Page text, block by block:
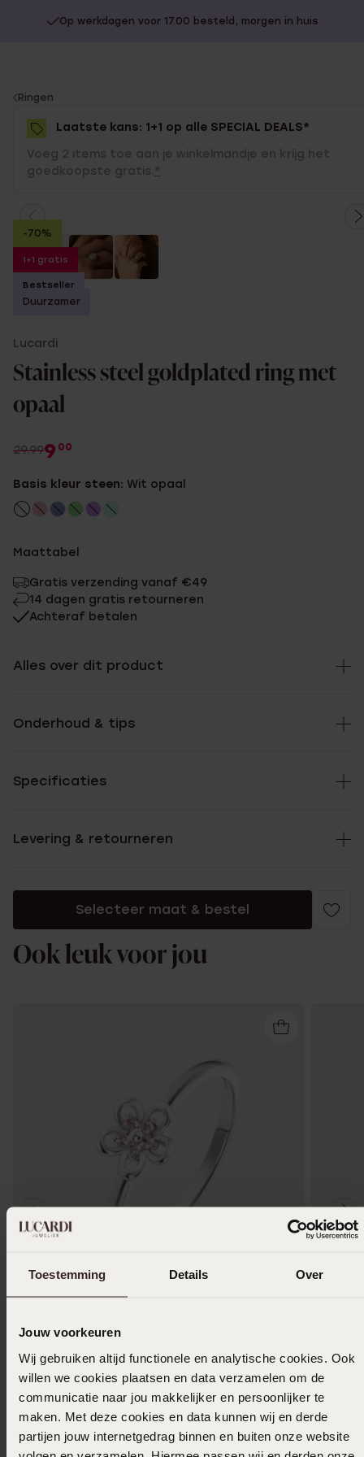
Toestemming Details Over
Jouw voorkeuren
Wij gebruiken altijd functionele en analytische cookies. Ook
willen we cookies plaatsen en data verzamelen om de
communicatie naar jou makkelijker en persoonlijker te
maken. Met deze cookies en data kunnen wij en derde
partijen jouw internetgedrag binnen en buiten onze website
Op werkdagen voor 17.00 besteld, morgen in huis
You
are
here:
Ringen
Laatste kans: 1+1 op alle SPECIAL DEALS*
Voeg 2 items toe aan je winkelmandje en krijg het
goedkoopste gratis. *
-70%
1+1 gratis
Bestseller
Duurzamer
Lucardi
Stainless steel goldplated ring met
opaal
29.999 00
Basis kleur steen: Wit opaal
Maattabel
Gratis verzending vanaf €49
14 dagen gratis retourneren
Achteraf betalen
Alles over dit product
Onderhoud & tips
Specificaties
Levering & retourneren
Selecteer maat & bestel
Ook leuk voor jou
24.991250
-50% 1+1 gratis
Anderen kochten ook